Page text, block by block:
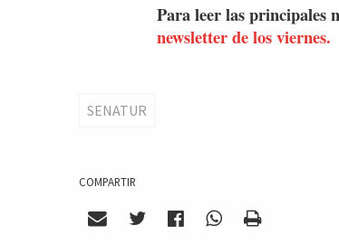
Para leer las principales
newsletter de los viernes.
SENATUR
COMPARTIR